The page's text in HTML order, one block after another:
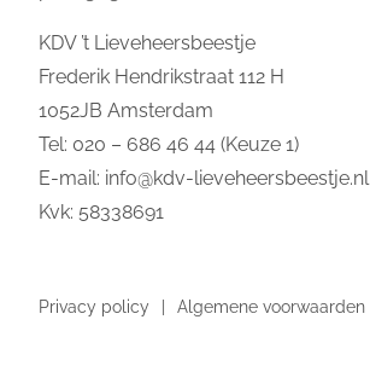
KDV ’t Lieveheersbeestje
Frederik Hendrikstraat 112 H
1052JB Amsterdam
Tel: 020 – 686 46 44 (Keuze 1)
E-mail: info@kdv-lieveheersbeestje.nl
Kvk: 58338691
Privacy policy Algemene voorwaarden